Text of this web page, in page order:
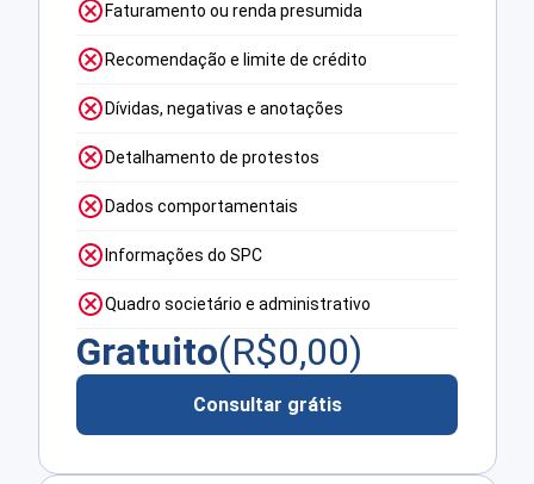
Faturamento ou renda presumida
Recomendação e limite de crédito
Dívidas, negativas e anotações
Detalhamento de protestos
Dados comportamentais
Informações do SPC
Quadro societário e administrativo
Gratuito(R$0,00)
Consultar grátis